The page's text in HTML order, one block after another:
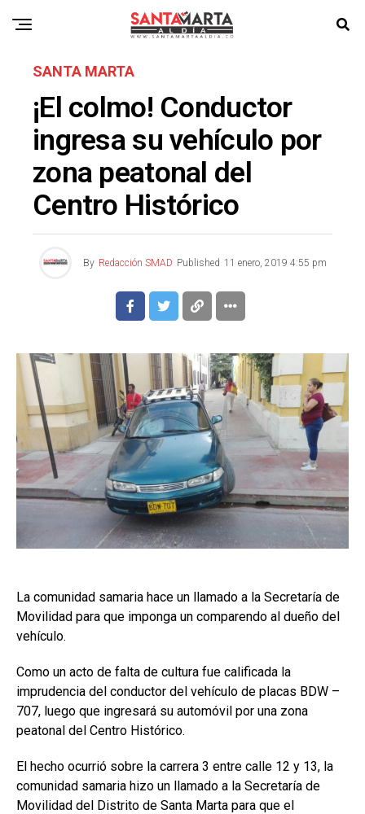
SANTA MARTA
¡El colmo! Conductor
ingresa su vehículo por
zona peatonal del
Centro Histórico
By Redacción SMAD Published 11 enero, 2019 4:55 pm
La comunidad samaria hace un llamado a la Secretaría de
Movilidad para que imponga un comparendo al dueño del
vehículo.
Como un acto de falta de cultura fue calificada la
imprudencia del conductor del vehículo de placas BDW –
707, luego que ingresará su automóvil por una zona
peatonal del Centro Histórico.
El hecho ocurrió sobre la carrera 3 entre calle 12 y 13, la
comunidad samaria hizo un llamado a la Secretaría de
Movilidad del Distrito de Santa Marta para que el